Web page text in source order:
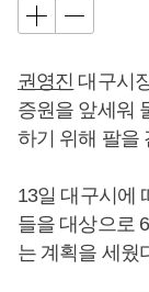
권영진 대구시
증원을 앞세워
하기 위해 팔을
13일 대구시에
들을 대상으로
는 계획을 세웠